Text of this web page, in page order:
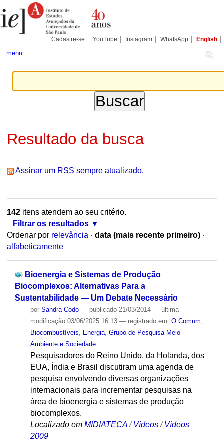
para
conteúdo.
Pessoais
Cadastre-se YouTube Instagram WhatsApp English
menu
Resultado da busca
Assinar um RSS sempre atualizado.
142itens atendem ao seu critério.
Filtrar os resultados
Ordenar por relevância · data (mais recente primeiro) ·
alfabeticamente
Bioenergia e Sistemas de Produção
Biocomplexos: Alternativas Para a
Sustentabilidade — Um Debate Necessário
por Sandra Codo — publicado21/03/2014 — última
modificação03/06/2025 16:13 — registrado em: O Comum
Biocombustíveis
Energia, Grupo de Pesquisa Meio
Ambiente e Sociedade
Pesquisadores do Reino Unido, da Holanda, dos
EUA, Índia e Brasil discutiram uma agenda de
pesquisa envolvendo diversas organizações
internacionais para incrementar pesquisas na
área de bioenergia e sistemas de produção
biocomplexos.
Localizado em MIDIATECA /Vídeos /Vídeos
2009